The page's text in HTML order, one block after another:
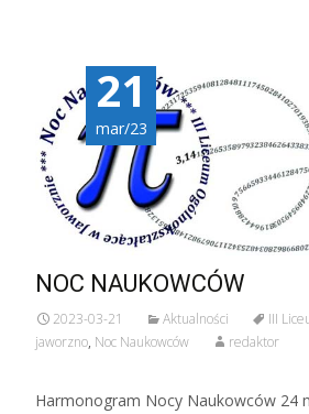
21
mar/23
NOC NAUKOWCÓW
2023-03-21 Aktualności III
jaworzno, Noc Naukowców redaktor
Harmonogram Nocy Naukowców 24